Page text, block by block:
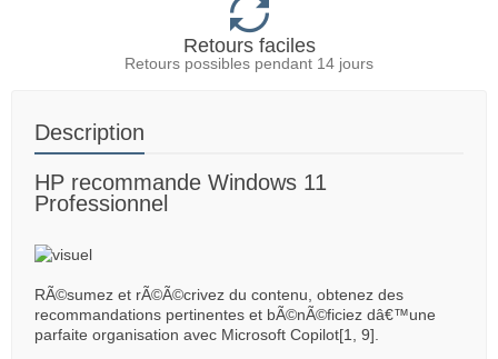
Retours faciles
Retours possibles pendant 14 jours
Description
HP recommande Windows 11
Professionnel
RÃ©sumez et rÃ©Ã©crivez du contenu, obtenez des
recommandations pertinentes et bÃ©nÃ©ficiez dâ€™une
parfaite organisation avec Microsoft Copilot[1, 9].